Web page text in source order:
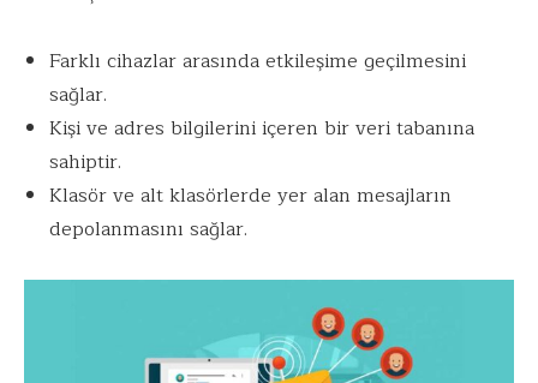
Farklı cihazlar arasında etkileşime geçilmesini
sağlar.
Kişi ve adres bilgilerini içeren bir veri tabanına
sahiptir.
Klasör ve alt klasörlerde yer alan mesajların
depolanmasını sağlar.